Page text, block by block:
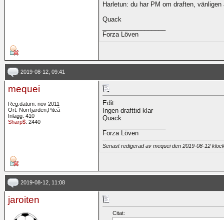
Harletun: du har PM om draften, vänligen
Quack
Forza Löven
2019-08-12, 09:41
mequei
Reg.datum: nov 2011
Ort: Norrfjärden,Piteå
Inlägg: 410
Sharp$: 2440
Edit:
Ingen drafttid klar
Quack
Forza Löven
Senast redigerad av mequei den 2019-08-12
2019-08-12, 11:08
jaroiten
Citat: